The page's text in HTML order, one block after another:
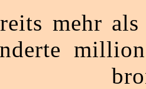
mehr als